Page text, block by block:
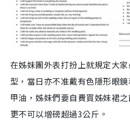
在姊妹團外表打扮上就規定大
型，當日亦不准戴有色隱形眼
甲油，姊妹們要自費買姊妹裙
更不可以增磅超過3公斤。